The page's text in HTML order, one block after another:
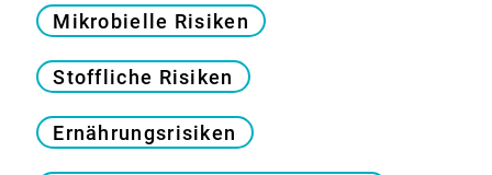
Mikrobielle Risiken
Stoffliche Risiken
Ernährungsrisiken